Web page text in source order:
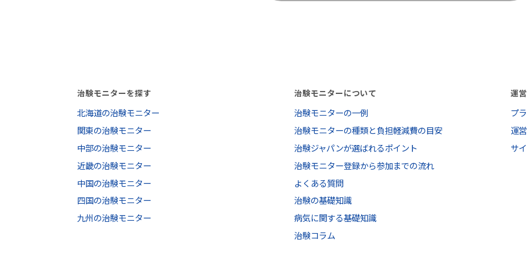
治験モニターを探す
北海道の治験モニター
関東の治験モニター
中部の治験モニター
近畿の治験モニター
中国の治験モニター
四国の治験モニター
九州の治験モニター
治験モニターについて
治験モニターの一例
治験モニターの種類と負担軽減費の目安
治験ジャパンが選ばれるポイント
治験モニター登録から参加までの流れ
よくある質問
治験の基礎知識
病気に関する基礎知識
治験コラム
運
プ
運
サ